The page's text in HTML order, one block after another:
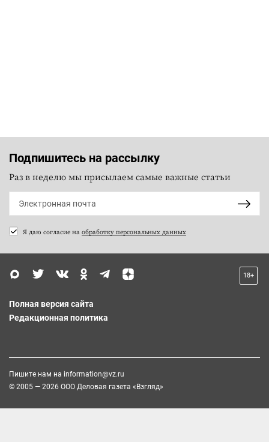
Подпишитесь на рассылку
Раз в неделю мы присылаем самые важные статьи
Я даю согласие на обработку персональных данных
18+
Полная версия сайта
Редакционная политика
Пишите нам на information@vz.ru
© 2005 — 2026 ООО Деловая газета «Взгляд»